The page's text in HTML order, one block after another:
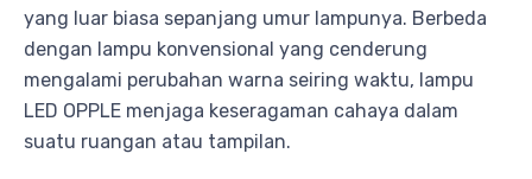
yang luar biasa sepanjang umur lampunya. Berbeda
dengan lampu konvensional yang cenderung
mengalami perubahan warna seiring waktu, lampu
LED OPPLE menjaga keseragaman cahaya dalam
suatu ruangan atau tampilan.